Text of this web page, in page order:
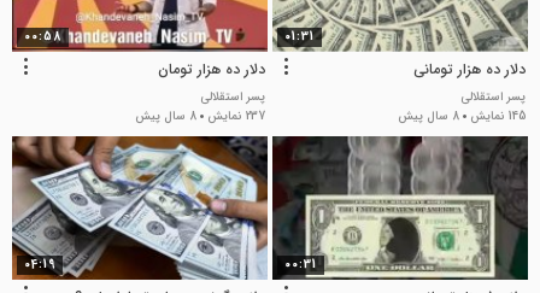
01:31
دلار ده هزار تومانی
پسر استقلالی
145 نمایش
8 سال پیش
00:58
دلار ده هزار تومان
پسر استقلالی
237 نمایش
8 سال پیش
00:31
04:19